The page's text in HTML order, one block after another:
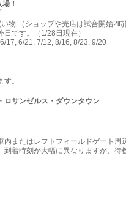
！
物​ （ショップや売店は試合開始2時
です。（1/28日現在）
17, 6/21, 7/12, 8/16, 8/23, 9/20
。
サンゼルス・ダウンタウン
またはレフトフィールドゲート周
着時刻が大幅に異なりますが、待